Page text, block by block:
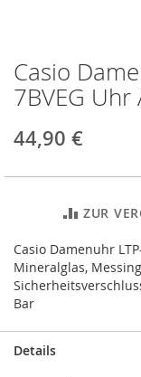
Zum
Anfang
der
springen
Casio
7BVEG
44,90 €
ZUR
Casio Damenuhr
Mineralglas,
Bar
Details